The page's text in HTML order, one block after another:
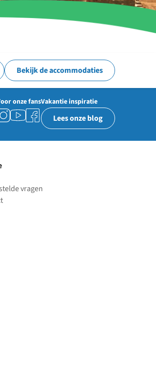
Bekijk de accommodaties
onze fansVakantie inspiratie
Lees onze blog
vragen